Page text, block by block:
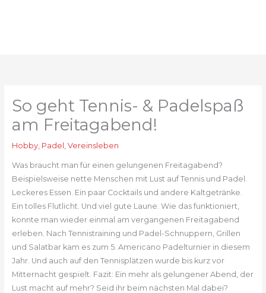
So geht Tennis- & Padelspaß
am Freitagabend!
Hobby, Padel Vereinsleben
Was braucht man für einen gelungenen Freitagabend?
Beispielsweise nette Menschen mit Lust auf Tennis und Padel.
Leckeres Essen. Ein paar Cocktails und andere Kaltgetränke.
Ein tolles Flutlicht. Und viel gute Laune. Wie das funktioniert,
konnte man wieder einmal am vergangenen Freitagabend
erleben. Nach Tennistraining und Padel-Schnuppern, Grillen
und Salatbar kam es zum 5. Americano Padelturnier in diesem
Jahr. Und auch auf den Tennisplätzen wurde bis kurz vor
Mitternacht gespielt. Fazit: Ein mehr als gelungener Abend, der
Lust macht auf mehr? Seid ihr beim nächsten Mal dabei?